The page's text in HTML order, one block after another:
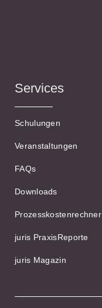
Services
Schulungen
Veranstaltungen
FAQs
Downloads
Prozesskostenrechner
juris PraxisReporte
juris Magazin